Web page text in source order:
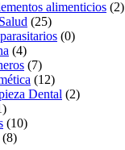
alimenticios (2)
(25)
(0)
(4)
(7)
(12)
Dental (2)
(10)
(8)